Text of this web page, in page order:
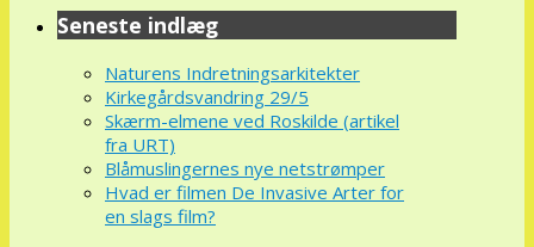
Seneste indlæg
Naturens Indretningsarkitekter
Kirkegårdsvandring 29/5
Skærm-elmene ved Roskilde (artikel
fra URT)
Blåmuslingernes nye netstrømper
Hvad er filmen De Invasive Arter for
en slags film?